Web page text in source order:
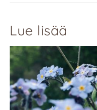
Lue lisää